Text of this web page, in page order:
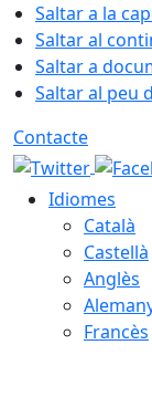
Saltar a la
Saltar al
Saltar a
Saltar al peu
Contacte
Idiomes
Català
Castellà
Anglès
Francès